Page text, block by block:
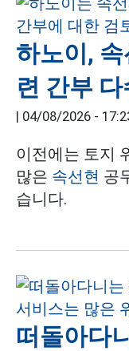
하노이,
련 간부
| 04/08/2026 -
이전에는 토지
많은 속선현 공
습니다.
떠돌아다